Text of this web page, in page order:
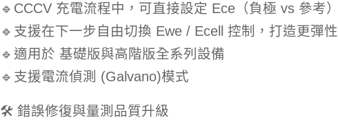
🔹CCCV 充電流程中，可直接設定 Ece（負極 vs 參考
🔹支援在下一步自由切換 Ewe / Ecell 控制，打造更彈
🔹適用於 基礎版與高階版全系列設備
🔹支援電流偵測 (Galvano)模式
🛠 錯誤修復與量測品質升級